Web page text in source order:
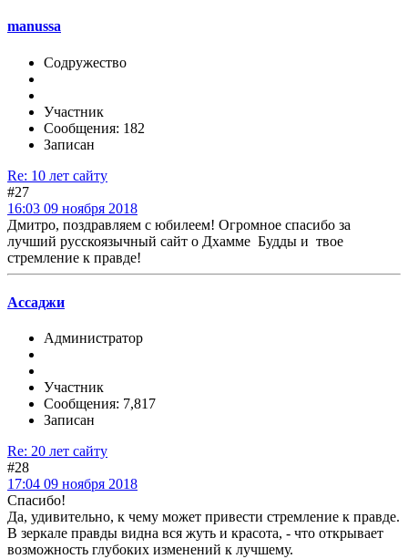
manussa
Содружество
Участник
Сообщения: 182
Записан
Re: 10 лет сайту
#27
16:03 09 ноября 2018
Дмитро, поздравляем с юбилеем! Огромное спасибо за
лучший русскоязычный сайт о Дхамме Будды и твое
стремление к правде!
Ассаджи
Администратор
Участник
Сообщения: 7,817
Записан
Re: 20 лет сайту
#28
17:04 09 ноября 2018
Спасибо!
Да, удивительно, к чему может привести стремление к правде.
В зеркале правды видна вся жуть и красота, - что открывает
возможность глубоких изменений к лучшему.